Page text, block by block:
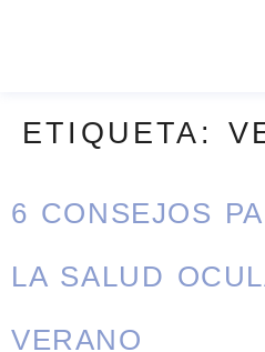
ETIQUETA:
6 CONSEJOS
LA SALUD
VERANO